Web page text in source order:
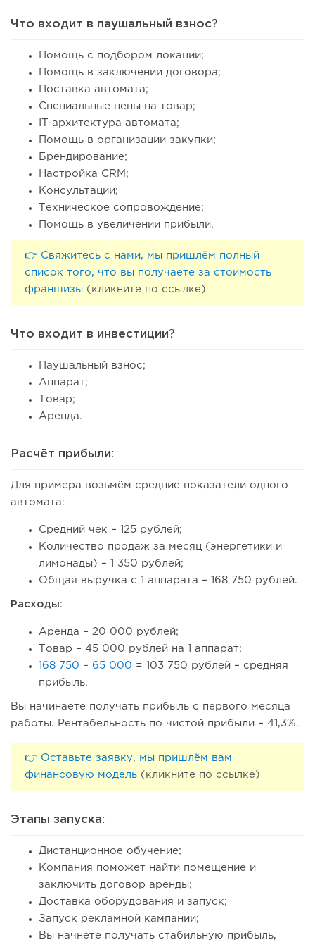
Что входит в паушальный взнос?
Помощь с подбором локации;
Помощь в заключении договора;
Поставка автомата;
Специальные цены на товар;
IT-архитектура автомата;
Помощь в организации закупки;
Брендирование;
Настройка CRM;
Консультации;
Техническое сопровождение;
Помощь в увеличении прибыли.
👉 Свяжитесь с нами, мы пришлём полный
список того, что вы получаете за стоимость
франшизы (кликните по ссылке)
Что входит в инвестиции?
Паушальный взнос;
Аппарат;
Товар;
Аренда.
Расчёт прибыли:
Для примера возьмём средние показатели одного
автомата:
Средний чек – 125 рублей;
Количество продаж за месяц (энергетики и
лимонады) – 1 350 рублей;
Общая выручка с 1 аппарата – 168 750 рублей.
Расходы:
Аренда – 20 000 рублей;
Товар – 45 000 рублей на 1 аппарат;
168 750 – 65 000 = 103 750 рублей – средняя
прибыль.
Вы начинаете получать прибыль с первого месяца
работы. Рентабельность по чистой прибыли – 41,3%.
👉 Оставьте заявку, мы пришлём вам
финансовую модель (кликните по ссылке)
Этапы запуска:
Дистанционное обучение;
Компания поможет найти помещение и
заключить договор аренды;
Доставка оборудования и запуск;
Запуск рекламной кампании;
Вы начнете получать стабильную прибыль,